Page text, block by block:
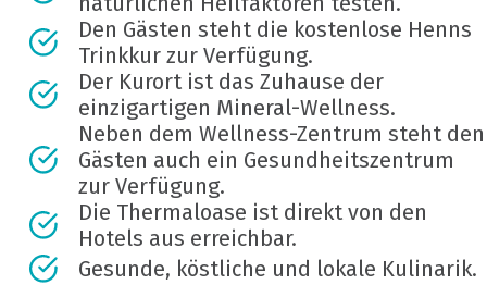
Den Gästen steht die kostenlose Henns
Trinkkur zur Verfügung.
Der Kurort ist das Zuhause der
einzigartigen Mineral-Wellness.
Neben dem Wellness-Zentrum steht den
Gästen auch ein Gesundheitszentrum
zur Verfügung.
Die Thermaloase ist direkt von den
Hotels aus erreichbar.
Gesunde, köstliche und lokale Kulinarik.